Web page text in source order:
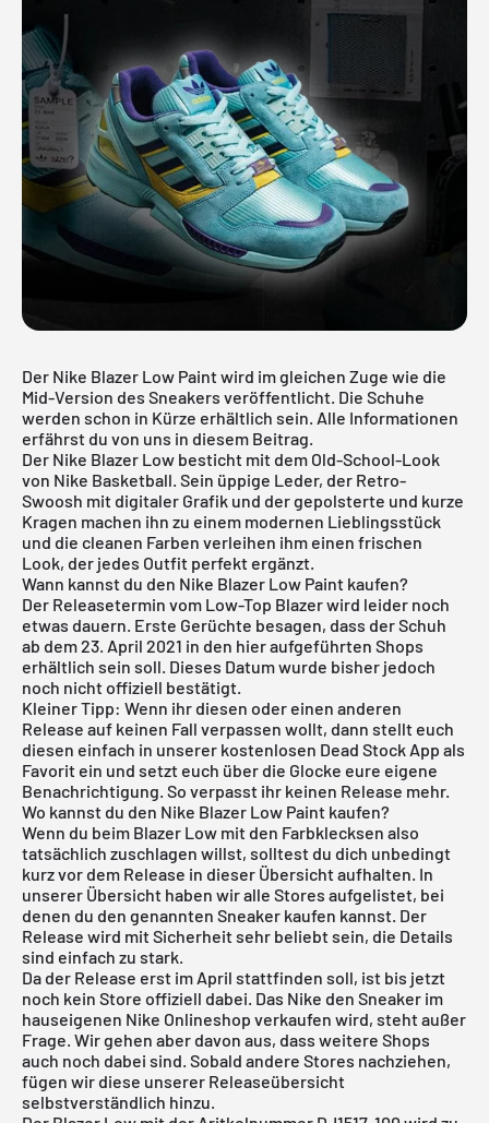
Der Nike Blazer Low Paint wird im gleichen Zuge wie die
Mid-Version des Sneakers veröffentlicht. Die Schuhe
werden schon in Kürze erhältlich sein. Alle Informationen
erfährst du von uns in diesem Beitrag.
Der Nike Blazer Low besticht mit dem Old-School-Look
von Nike Basketball. Sein üppige Leder, der Retro-
Swoosh mit digitaler Grafik und der gepolsterte und kurze
Kragen machen ihn zu einem modernen Lieblingsstück
und die cleanen Farben verleihen ihm einen frischen
Look, der jedes Outfit perfekt ergänzt.
Wann kannst du den Nike Blazer Low Paint kaufen?
Der Releasetermin vom Low-Top Blazer wird leider noch
etwas dauern. Erste Gerüchte besagen, dass der Schuh
ab dem 23. April 2021 in den hier aufgeführten Shops
erhältlich sein soll. Dieses Datum wurde bisher jedoch
noch nicht offiziell bestätigt.
Kleiner Tipp: Wenn ihr diesen oder einen anderen
Release auf keinen Fall verpassen wollt, dann stellt euch
diesen einfach in unserer kostenlosen Dead Stock App als
Favorit ein und setzt euch über die Glocke eure eigene
Benachrichtigung. So verpasst ihr keinen Release mehr.
Wo kannst du den Nike Blazer Low Paint kaufen?
Wenn du beim Blazer Low mit den Farbklecksen also
tatsächlich zuschlagen willst, solltest du dich unbedingt
kurz vor dem Release in dieser Übersicht aufhalten. In
unserer Übersicht haben wir alle Stores aufgelistet, bei
denen du den genannten Sneaker kaufen kannst. Der
Release wird mit Sicherheit sehr beliebt sein, die Details
sind einfach zu stark.
Da der Release erst im April stattfinden soll, ist bis jetzt
noch kein Store offiziell dabei. Das Nike den Sneaker im
hauseigenen Nike Onlineshop verkaufen wird, steht außer
Frage. Wir gehen aber davon aus, dass weitere Shops
auch noch dabei sind. Sobald andere Stores nachziehen,
fügen wir diese unserer Releaseübersicht
selbstverständlich hinzu.